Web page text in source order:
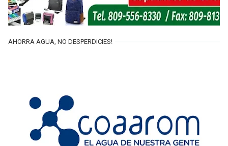
AHORRA AGUA, NO DESPERDICIES!